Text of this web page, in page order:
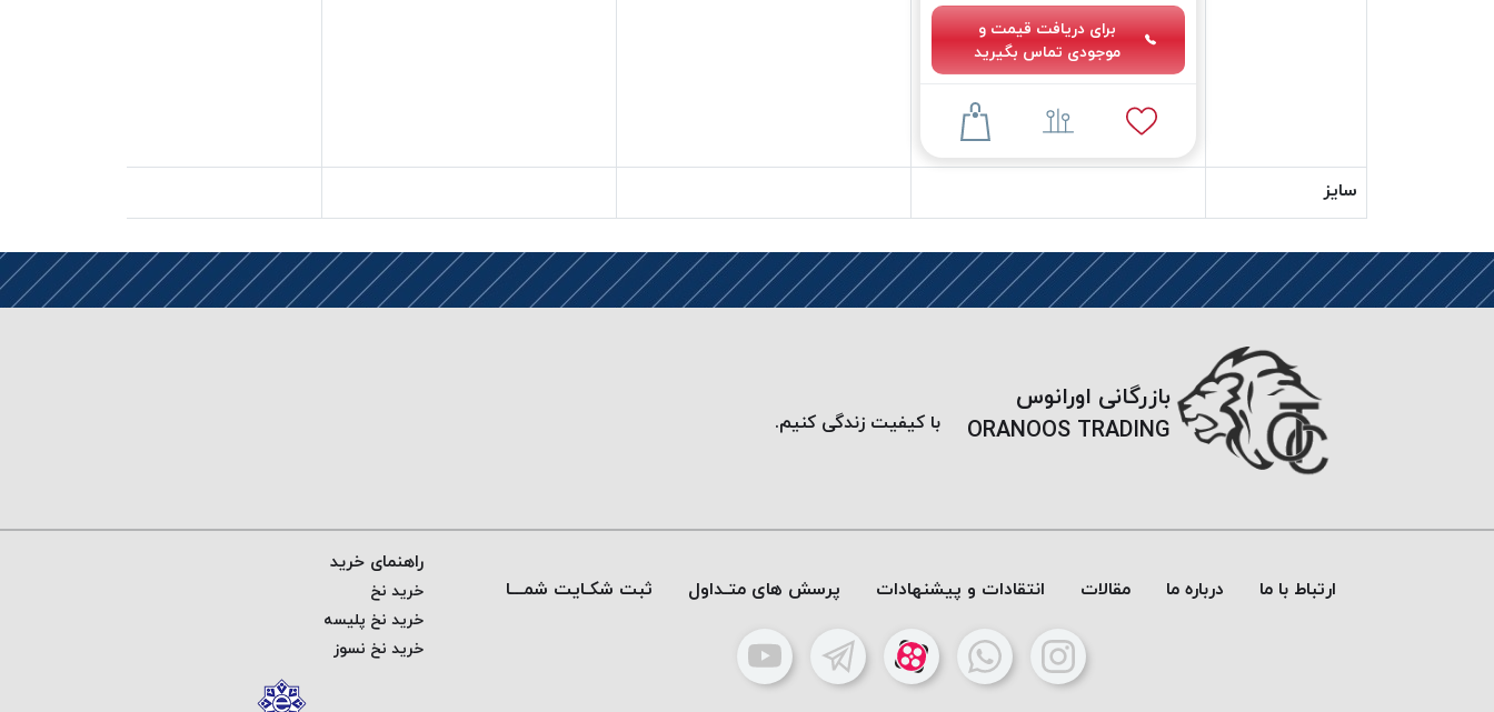
برای دریافت قیمت و
موجودی تماس بگیرید
سایز
بازرگانی اورانوس
ORANOOS TRADING
با کیفیت زندگی کنیم.
ارتباط با ما درباره ما مقالات انتقادات و پیشنهادات پرسش های متـداول ثبت شکـایت شمـــا
راهنمای خرید
خرید نخ
خرید نخ پلیسه
خرید نخ نسوز